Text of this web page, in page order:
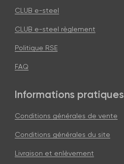
CLUB e-steel
CLUB e-steel règlement
Politique RSE
FAQ
Informations pratiques
Conditions générales de vente
Conditions générales du site
Livraison et enlèvement